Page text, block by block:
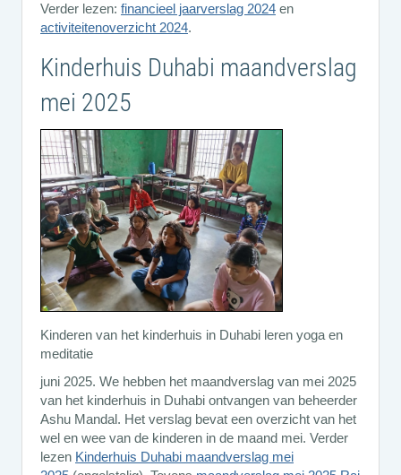
Verder lezen: financieel jaarverslag 2024 en
activiteitenoverzicht 2024.
Kinderhuis Duhabi maandverslag
mei 2025
Kinderen van het kinderhuis in Duhabi leren yoga en
meditatie
juni 2025. We hebben het maandverslag van mei 2025
van het kinderhuis in Duhabi ontvangen van beheerder
Ashu Mandal. Het verslag bevat een overzicht van het
wel en wee van de kinderen in de maand mei. Verder
lezen Kinderhuis Duhabi maandverslag mei